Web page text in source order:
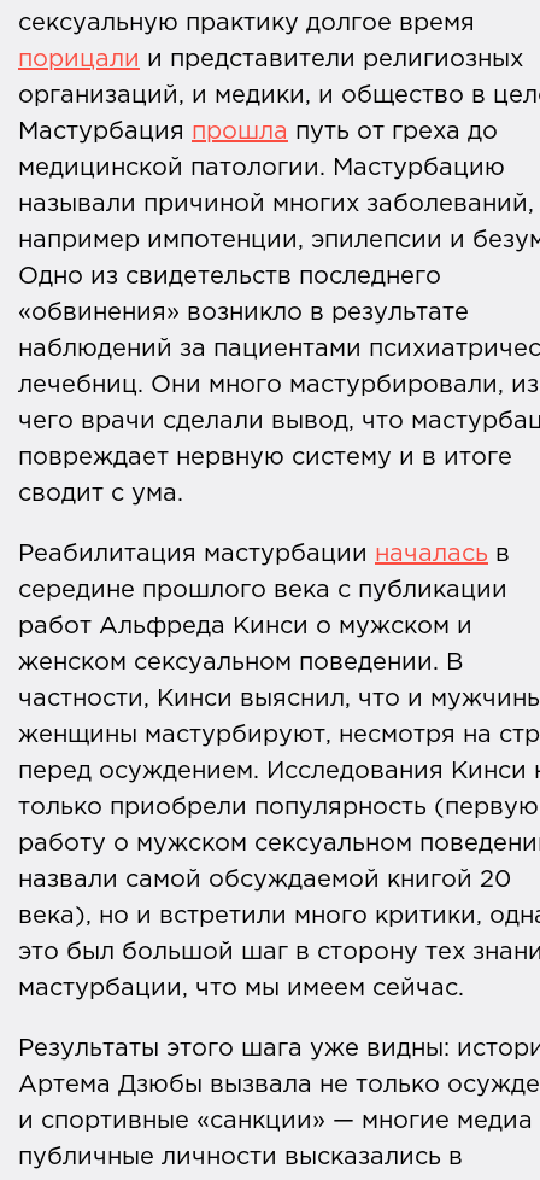
сексуальную практику долгое время
порицали и представители религиозных
организаций, и медики, и общество в
Мастурбация прошла путь от греха до
медицинской патологии. Мастурбацию
называли причиной многих заболеваний,
например импотенции, эпилепсии и
Одно из свидетельств последнего
«обвинения» возникло в результате
наблюдений за пациентами
лечебниц. Они много мастурбировали, из
чего врачи сделали вывод, что
повреждает нервную систему и в итоге
сводит с ума.
Реабилитация мастурбации началась в
середине прошлого века с публикации
работ Альфреда Кинси о мужском и
женском сексуальном поведении. В
частности, Кинси выяснил, что и
женщины мастурбируют, несмотря на
перед осуждением. Исследования Кинси
только приобрели популярность (первую
работу о мужском сексуальном
назвали самой обсуждаемой книгой 20
века), но и встретили много критики,
это был большой шаг в сторону тех
мастурбации, что мы имеем сейчас.
Результаты этого шага уже видны:
Артема Дзюбы вызвала не только
и спортивные «санкции» — многие медиа
публичные личности высказались в